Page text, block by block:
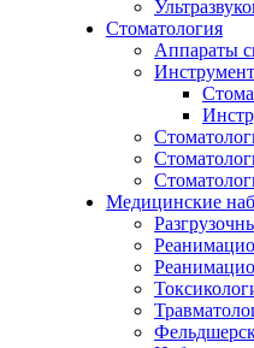
Стоматология
Аппараты
Медицинские